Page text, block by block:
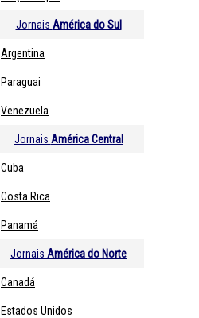
Jornais América do Sul
Argentina
Paraguai
Venezuela
Jornais América Central
Cuba
Costa Rica
Panamá
Jornais América do Norte
Canadá
Estados Unidos